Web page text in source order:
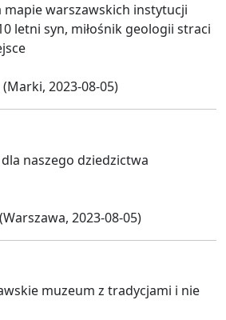
mapie warszawskich instytucji
letni syn, miłośnik geologii straci
(Marki, 2023-08-05)
naszego dziedzictwa
(Warszawa, 2023-08-05)
muzeum z tradycjami i nie